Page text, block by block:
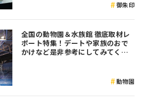
御朱印
全国の動物園＆水族館 徹底取材レ
ポート特集！デートや家族のおで
かけなど是非参考にしてみてくだ
動物園